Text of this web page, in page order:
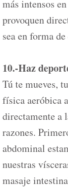
más intensos
provoquen
sea en forma
10.-Haz
Tú te mueves,
física aeróbica
directamente a
razones.
abdominal
nuestras
masaje